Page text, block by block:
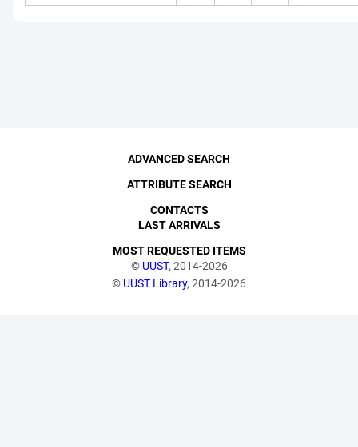
© UUST, 2014-2026
© UUST Library, 2014-2026
ADVANCED SEARCH
ATTRIBUTE SEARCH
CONTACTS
LAST ARRIVALS
MOST REQUESTED ITEMS